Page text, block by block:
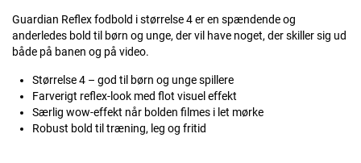
Guardian Reflex fodbold i størrelse 4 er en spændende og
anderledes bold til børn og unge, der vil have noget, der skiller sig ud
både på banen og på video.
Størrelse 4 – god til børn og unge spillere
Farverigt reflex-look med flot visuel effekt
Særlig wow-effekt når bolden filmes i let mørke
Robust bold til træning, leg og fritid